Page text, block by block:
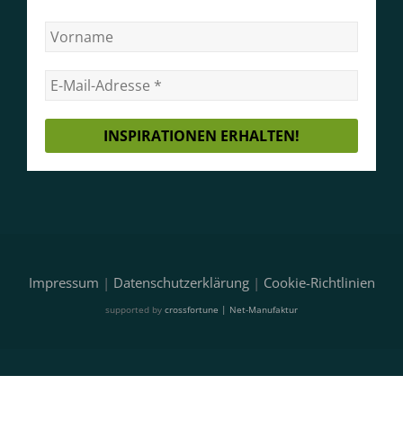
Impressum | Datenschutzerklärung| Cookie-Richtlinien
supported by crossfortune | Net-Manufaktur